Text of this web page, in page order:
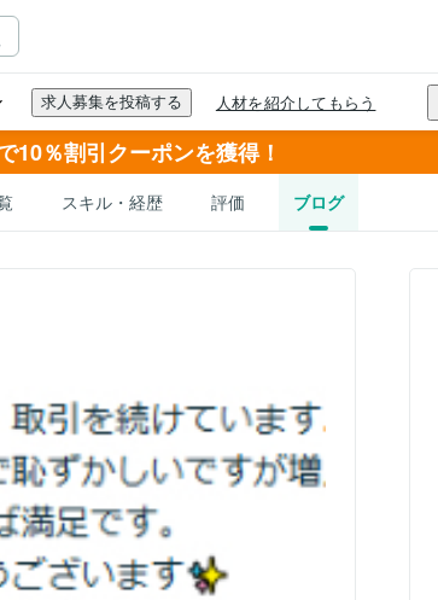
10％割引クーポンを獲得！
スキル・経歴 評価 ブログ